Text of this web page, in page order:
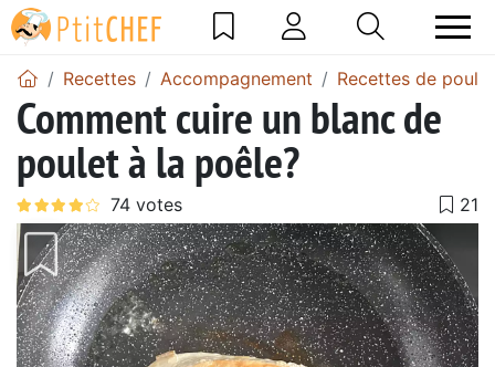
Recettes Accompagnement Recettes de poulet
Comment cuire un blanc de
poulet à la poêle?